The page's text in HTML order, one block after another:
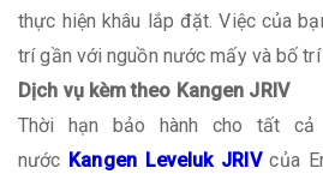
thực hiện khâu lắp đặt. Việc của
trí gần với nguồn nước mấy và bố
Dịch vụ kèm theo Kangen JRIV
Thời hạn bảo hành cho tất cả
nước Kangen Leveluk JRIVcủa